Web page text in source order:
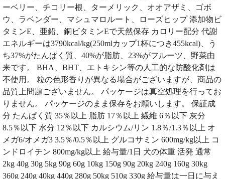
ーベリー、チコリー根、ターメリック、オオアザミ、ゴボ
ウ、ラベンダー、マシュマロルート、ローズヒップ 添加物ビ
タミンE、亜鉛、銅ビタミンEで天然保存 カロリー配分 代謝
エネルギーは3790kcal/kg(250mlカップ1杯につき455kcal)、う
ち37%がたんぱく質、40%が脂肪、23%がフルーツ、野菜由
来です。 BHA、BHT、エトキシン等の人工的な防酸化剤は
不使用。 粒の色形香りが異なる場合がございますが、商品の
品質上問題ございません。 パッケージは真空処理を行ってお
りません。 パッケージのまま保存をお願いします。 保証成
分 たんぱく質 35％以上 脂肪 17％以上 繊維 6％以下 灰分
8.5％以下 水分 12％以下 カルシウム/リン 1.8％/1.3％以上 オ
メガ6/オメガ3 3.5％/0.5％以上 グルコサミン 600mg/kg以上 コ
ンドロイチン 800mg/kg以上 給与量/1日 犬の体重 活発 通常
2kg 40g 30g 5kg 90g 60g 10kg 150g 90g 20kg 240g 160g 30kg
360g 240g 40kg 440g 280g 50kg 510g 330g 給与量は一日に与え